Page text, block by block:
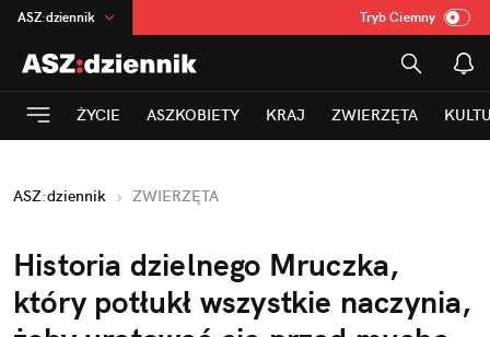
ASZ:dziennik
na:Temat
INN:Poland
mama
Rozrywka
Tryb Ciemny
ŻYCIE ASZKOBIETY KRAJ ZWIERZĘTA
ASZ:dziennik ZWIERZĘTA
Historia dzielnego Mruczka,
który potłukł wszystkie naczynia,